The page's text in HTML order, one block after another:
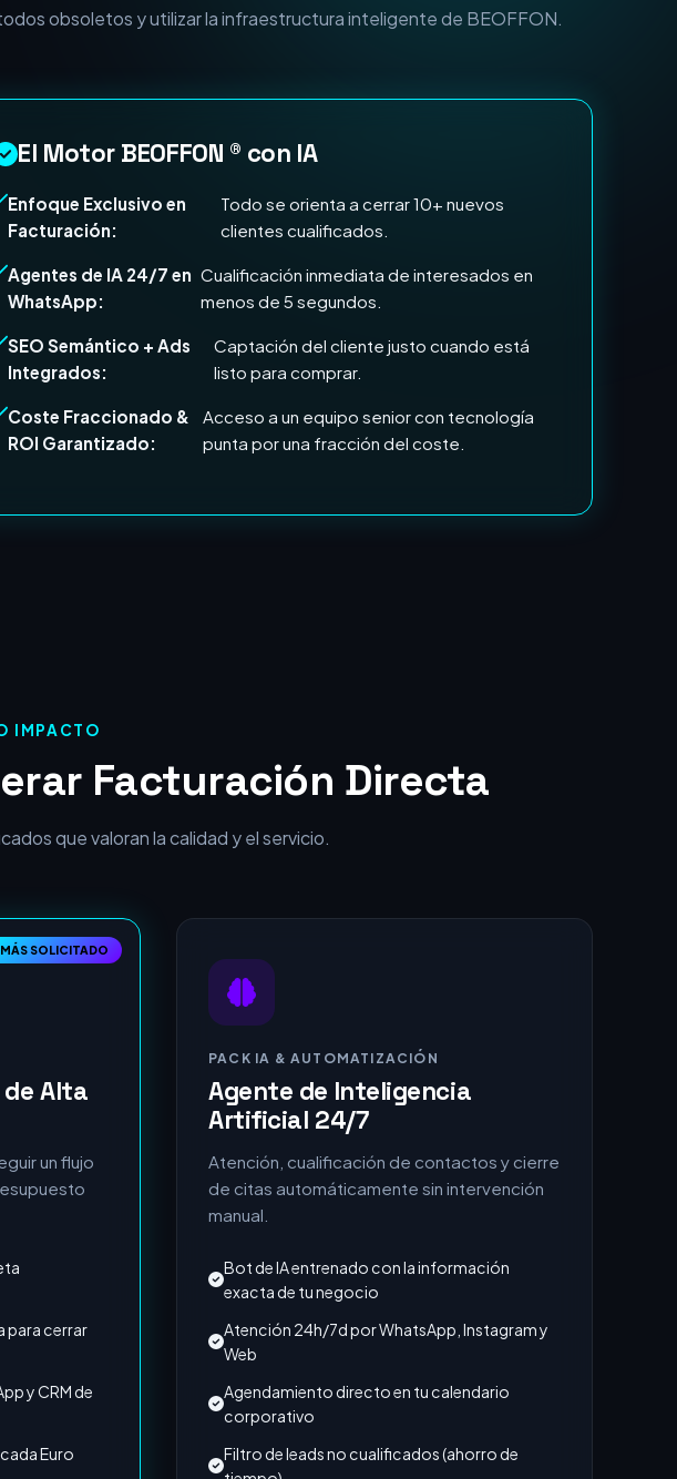
en Marketing e IA?
El Motor BEOFFON ® con IA
Enfoque Exclusivo en
Facturación:
Todo se orienta a cerrar 10+ nuevos
clientes cualificados.
Agentes de IA 24/7 en
WhatsApp:
Cualificación inmediata de interesados en
menos de 5 segundos.
SEO Semántico + Ads
Integrados:
Captación del cliente justo cuando está
listo para comprar.
ROI Garantizado:
punta por una fracción del coste.
IMPACTO
Facturación Directa
de Alta
un flujo
para cerrar
y CRM de
PACK IA & AUTOMATIZACIÓN
Agente de Inteligencia
Artificial 24/7
Atención, cualificación de contactos y cierre
de citas automáticamente sin intervención
manual.
Bot de IA entrenado con la información
exacta de tu negocio
Atención 24h/7d por WhatsApp, Instagram y
Web
Agendamiento directo en tu calendario